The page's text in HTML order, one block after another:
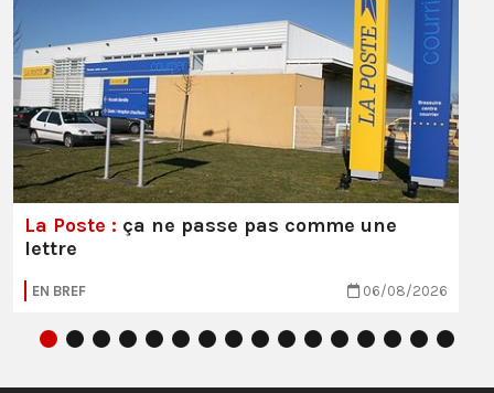
La Poste : ça ne passe pas comme une
lettre
EN BREF 06/08/2026